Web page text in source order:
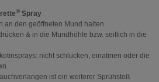
®Spray
geöffneten Mund halten
& in die Mundhöhle bzw. seitlich in die
nicht schlucken, einatmen oder die
ist ein weiterer Sprühstoß